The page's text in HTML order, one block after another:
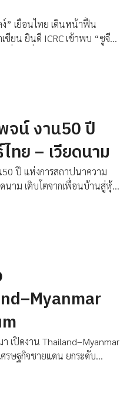
” เยือนไทย เดินหน้าฟื้น
ยน ยินดี ICRC เข้าพบ “ซูจี”
จน์ งาน50 ปี
ย – เวียดนาม
ปี แห่งการสถาปนาความ
นาม เติบโตจากเพื่อนบ้านสู่หุ้น
เปิดงาน Thailand–Myanmar
รษฐกิจชายแดน ยกระดับ